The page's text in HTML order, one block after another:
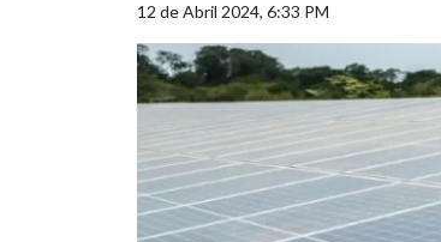
12 de Abril 2024, 6:33 PM